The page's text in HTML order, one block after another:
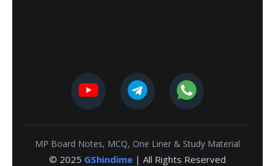
MP Board Notes, MCQ, One Liner & Study Material
© 2025 GShindime | All Rights Reserved